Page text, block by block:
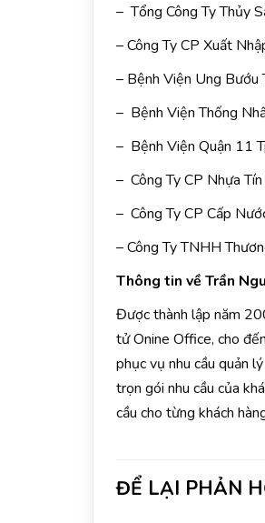
– Tổng Công Ty Thủy
– Công Ty CP Xuất
– Bệnh Viện Ung Bướu
– Bệnh Viện Thống
– Bệnh Viện Quận 11
– Công Ty CP Nhựa
– Công Ty CP Cấp
– Công Ty TNHH
Thông tin về Trần
Được thành lập năm
tử Onine Office, cho
phục vụ nhu cầu quản
trọn gói nhu cầu của
cầu cho từng khách
ĐỂ LẠI PHẢN